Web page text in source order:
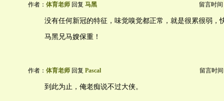
作者： 体育老师 回复 马黑 留言时间
没有任何新冠的特征，味觉嗅觉都正常，就是很累很弱，
马黑兄马嫂保重！
作者： 体育老师 回复 Pascal 留言时间
到此为止，俺老痴说不过大侠。